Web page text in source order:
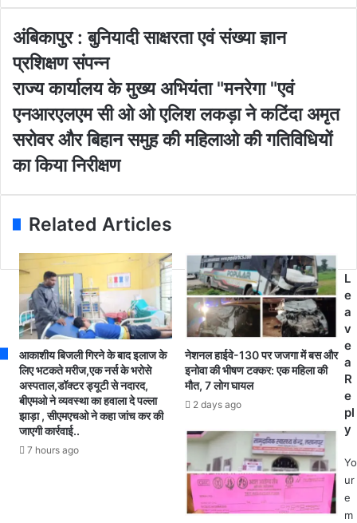
o
r
E
m
a
i
a
d
r
e
अं
का
पु
:
बु
नि
या
क्ष
र
ता
ए
ख्या
ज्ञा
प्र
शि
क्ष
सं
अंबिकापुर : बुनियादी साक्षरता एवं संख्या ज्ञान
प्रशिक्षण संपन्न
रा
का
र्या
ल
य
ख्य
अ
भि
यं
गा
राज्य कार्यालय के मुख्य अभियंता "मनरेगा "एवं
एनआरएलएम सी ओ ओ एलिश लकड़ा ने कटिंदा अमृत
सरोवर और बिहान समुह की महिलाओ की गतिविधियों
का किया निरीक्षण
Related Articles
आकाशीय बिजली गिरने के बाद इलाज के
लिए भटकते मरीज,एक नर्स के भरोसे
अस्पताल,डॉक्टर ड्यूटी से नदारद,
बीएमओ ने व्यवस्था का हवाला दे पल्ला
झाड़ा , सीएमएचओ ने कहा जांच कर की
जाएगी कार्रवाई..
7 hours ago
नेशनल हाईवे-130 पर जजगा में बस और
इनोवा की भीषण टक्कर: एक महिला की
मौत, 7 लोग घायल
2 days ago
L
e
a
v
e
a
R
e
pl
y
Yo
ur
e
m